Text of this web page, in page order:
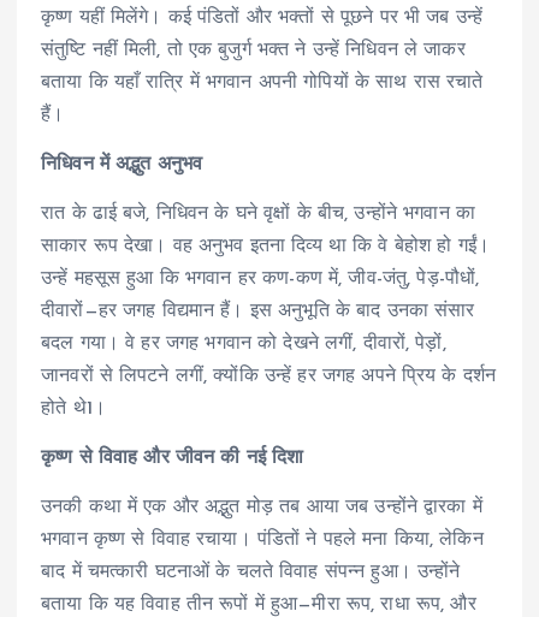
कृष्ण यहीं मिलेंगे। कई पंडितों और भक्तों से पूछने पर भी जब उन्हें
संतुष्टि नहीं मिली, तो एक बुजुर्ग भक्त ने उन्हें निधिवन ले जाकर
बताया कि यहाँ रात्रि में भगवान अपनी गोपियों के साथ रास रचाते
हैं।
निधिवन में अद्भुत अनुभव
रात के ढाई बजे, निधिवन के घने वृक्षों के बीच, उन्होंने भगवान का
साकार रूप देखा। वह अनुभव इतना दिव्य था कि वे बेहोश हो गईं।
उन्हें महसूस हुआ कि भगवान हर कण-कण में, जीव-जंतु, पेड़-पौधों,
दीवारों—हर जगह विद्यमान हैं। इस अनुभूति के बाद उनका संसार
बदल गया। वे हर जगह भगवान को देखने लगीं, दीवारों, पेड़ों,
जानवरों से लिपटने लगीं, क्योंकि उन्हें हर जगह अपने प्रिय के दर्शन
होते थे1 ।
कृष्ण से विवाह और जीवन की नई दिशा
उनकी कथा में एक और अद्भुत मोड़ तब आया जब उन्होंने द्वारका में
भगवान कृष्ण से विवाह रचाया। पंडितों ने पहले मना किया, लेकिन
बाद में चमत्कारी घटनाओं के चलते विवाह संपन्न हुआ। उन्होंने
बताया कि यह विवाह तीन रूपों में हुआ—मीरा रूप, राधा रूप, और